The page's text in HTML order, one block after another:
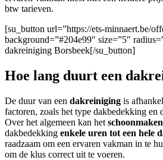
btw tarieven.
[su_button url=”https://ets-minnaert.be/
background=”#204e99″ size=”5″
dakreiniging Borsbeek[/su_button]
Hoe lang duurt een
De duur van een dakreiniging is
factoren, zoals het type dakbedekking en
Over het algemeen kan het schoonmaken
dakbedekking enkele uren tot een hele
raadzaam om een ervaren vakman in te
om de klus correct uit te voeren.